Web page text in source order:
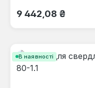
Звичайна ціна:
9 442,08 ₴
В наявності